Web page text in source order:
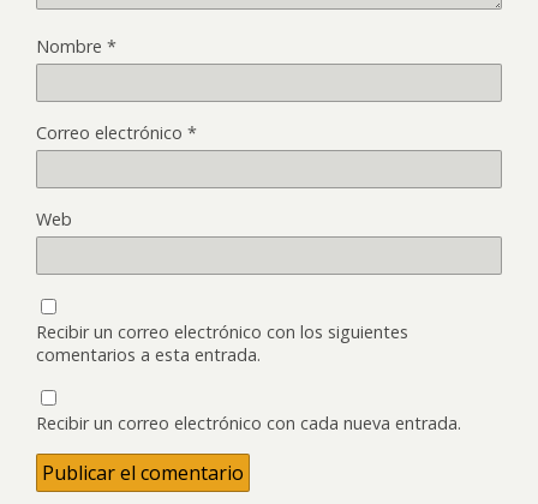
Nombre *
Correo electrónico *
Web
Recibir un correo electrónico con los siguientes
comentarios a esta entrada.
Recibir un correo electrónico con cada nueva entrada.